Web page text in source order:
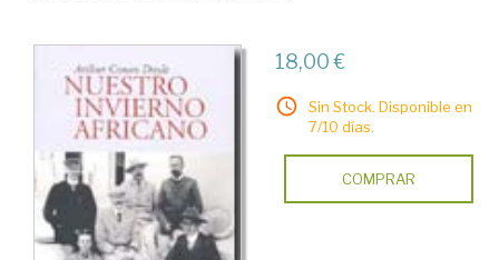
18,00 €
Sin Stock. Disponible en
7/10 días.
COMPRAR